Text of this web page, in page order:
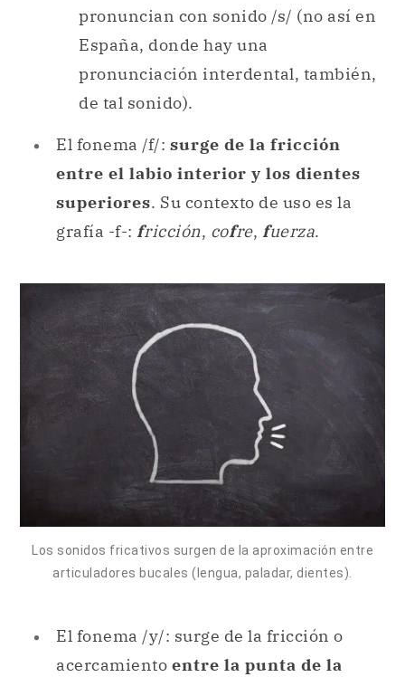
pronuncian con sonido /s/ (no así en
España, donde hay una
pronunciación interdental, también,
de tal sonido).
El fonema /f/: surge de la fricción
entre el labio interior y los dientes
superiores. Su contexto de uso es la
grafía -f-: fricción, cofre, fuerza.
Los sonidos fricativos surgen de la aproximación entre
articuladores bucales (lengua, paladar, dientes).
El fonema /y/: surge de la fricción o
acercamiento entre la punta de la